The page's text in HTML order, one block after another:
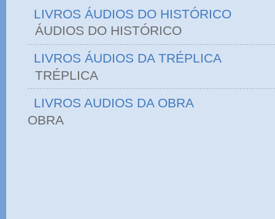
LIVROS ÁUDIOS DO HISTÓRICO
ÁUDIOS DO
LIVROS ÁUDIOS DA TRÉPLICA
TRÉPLICA
LIVROS AUDIOS DA OBRA
OBRA